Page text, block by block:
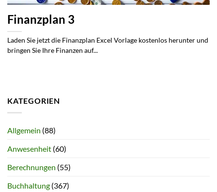
Finanzplan 3
Laden Sie jetzt die Finanzplan Excel Vorlage kostenlos herunter und
bringen Sie Ihre Finanzen auf...
KATEGORIEN
Allgemein (88)
Anwesenheit (60)
Berechnungen (55)
Buchhaltung (367)